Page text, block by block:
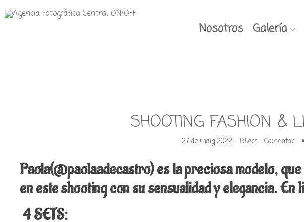
Nosotros Galería
SHOOTING FASHION &
27 de maig 2022 -Tallers - Comentar-
Paola(@paolaadecastro) es la preciosa modelo,
en este shooting con su sensualidad y elegancia.
4 SETS: